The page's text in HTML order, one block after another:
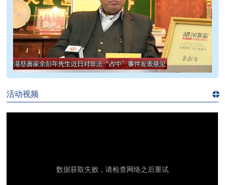
频道
活动视频